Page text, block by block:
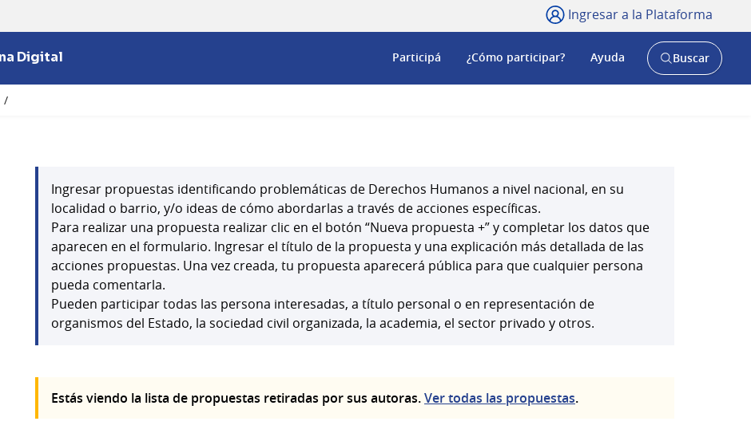
Ingresar a la Plataforma
Digital Participá ¿Cómo participar? Ayuda
AbrirBuscar
/
Ingresar propuestas identificando problemáticas de Derechos Humanos a nivel nacional, en su
localidad o barrio, y/o ideas de cómo abordarlas a través de acciones específicas.
Para realizar una propuesta realizar clic en el botón “Nueva propuesta +” y completar los datos que
aparecen en el formulario. Ingresar el título de la propuesta y una explicación más detallada de las
acciones propuestas. Una vez creada, tu propuesta aparecerá pública para que cualquier persona
pueda comentarla.
Pueden participar todas las persona interesadas, a título personal o en representación de
organismos del Estado, la sociedad civil organizada, la academia, el sector privado y otros.
Estás viendo la lista de propuestas retiradas por sus autoras.Ver todas las propuestas.